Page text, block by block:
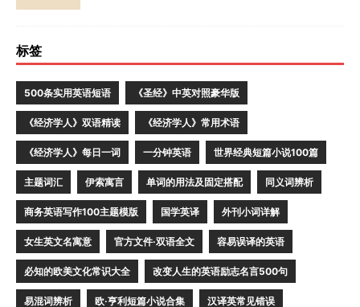
标签
500条实用英语短语 《圣经》中英对照豪华版
《经济学人》双语精读 《经济学人》常用术语
《经济学人》每日一词 一分钟英语 世界经典短篇小说100篇
主题词汇 伊索寓言 单词的用法及固定搭配 同义词辨析
商务英语写作100主题模版 国学英译 外刊小词详解
女生英文名寓意 官方文件·双语全文 容易误译的英语
必知的欧美文化常识大全 改变人生的英语励志名言500句
易混词辨析 欧·亨利短篇小说合集 汉译英常见错误